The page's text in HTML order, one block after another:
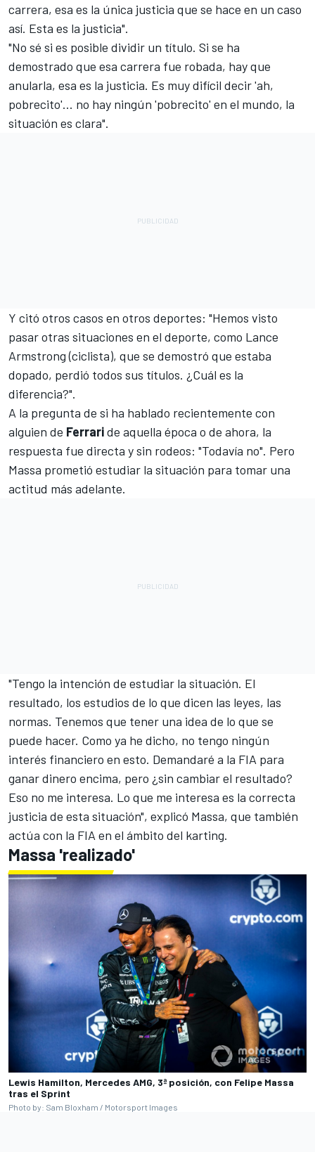
carrera, esa es la única justicia que se hace en un caso
así. Esta es la justicia".
"No sé si es posible dividir un título. Si se ha
demostrado que esa carrera fue robada, hay que
anularla, esa es la justicia. Es muy difícil decir 'ah,
pobrecito'... no hay ningún 'pobrecito' en el mundo, la
situación es clara".
Y citó otros casos en otros deportes: "Hemos visto
pasar otras situaciones en el deporte, como Lance
Armstrong (ciclista), que se demostró que estaba
dopado, perdió todos sus títulos. ¿Cuál es la
diferencia?".
A la pregunta de si ha hablado recientemente con
alguien de Ferraride aquella época o de ahora, la
respuesta fue directa y sin rodeos: "Todavía no". Pero
Massa prometió estudiar la situación para tomar una
actitud más adelante.
"Tengo la intención de estudiar la situación. El
resultado, los estudios de lo que dicen las leyes, las
normas. Tenemos que tener una idea de lo que se
puede hacer. Como ya he dicho, no tengo ningún
interés financiero en esto. Demandaré a la FIA para
ganar dinero encima, pero ¿sin cambiar el resultado?
Eso no me interesa. Lo que me interesa es la correcta
justicia de esta situación", explicó Massa, que también
actúa con la FIA en el ámbito del karting.
Massa 'realizado'
Lewis Hamilton, Mercedes AMG, 3ª posición, con Felipe Massa
tras el Sprint
Photo by: Sam Bloxham / Motorsport Images